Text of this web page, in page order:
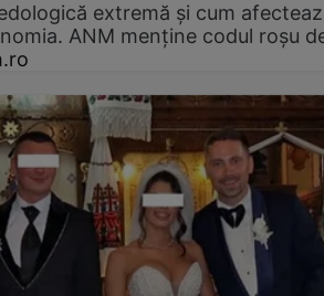
extremă și cum
ANM menține codul roșu